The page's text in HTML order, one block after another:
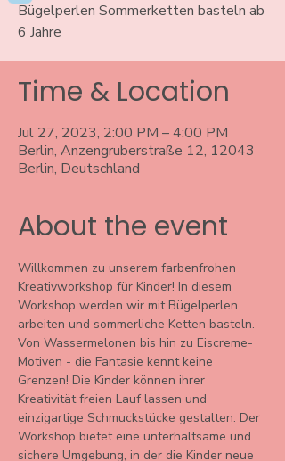
Bügelperlen Sommerketten basteln ab
6 Jahre
Time & Location
Jul 27, 2023, 2:00 PM – 4:00 PM
Berlin, Anzengruberstraße 12, 12043
Berlin, Deutschland
About the event
Willkommen zu unserem farbenfrohen
Kreativworkshop für Kinder! In diesem
Workshop werden wir mit Bügelperlen
arbeiten und sommerliche Ketten basteln.
Von Wassermelonen bis hin zu Eiscreme-
Motiven - die Fantasie kennt keine
Grenzen! Die Kinder können ihrer
Kreativität freien Lauf lassen und
einzigartige Schmuckstücke gestalten. Der
Workshop bietet eine unterhaltsame und
sichere Umgebung, in der die Kinder neue